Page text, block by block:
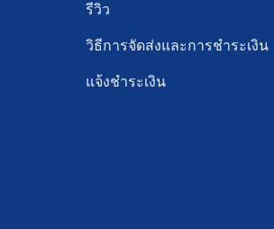
รีวิว
วิธีการจัดส่งและการชำระเงิน
แจ้งชำระเงิน